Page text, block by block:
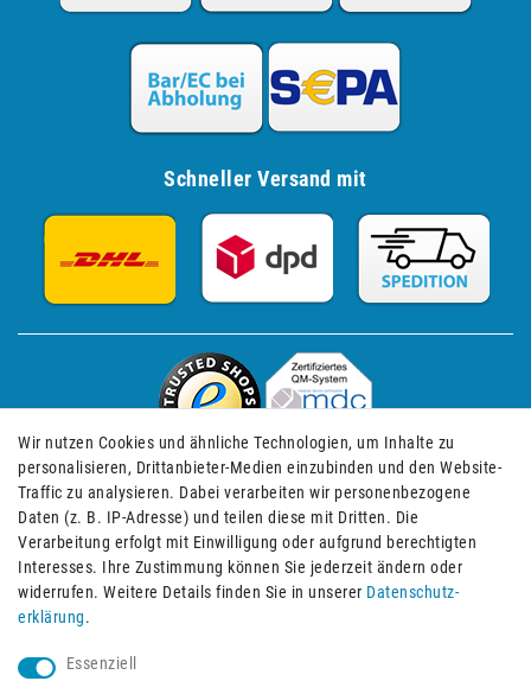
Schneller Versand mit
Impressum Daten­schutz­erklärung AGB
Wir nutzen Cookies und ähnliche Technologien, um Inhalte zu
personalisieren, Drittanbieter-Medien einzubinden und den Website-
Traffic zu analysieren. Dabei verarbeiten wir personenbezogene
Daten (z. B. IP-Adresse) und teilen diese mit Dritten. Die
Verarbeitung erfolgt mit Einwilligung oder aufgrund berechtigten
Interesses. Ihre Zustimmung können Sie jederzeit ändern oder
widerrufen. Weitere Details finden Sie in unserer Daten­schutz­
erklärung.
Essenziell